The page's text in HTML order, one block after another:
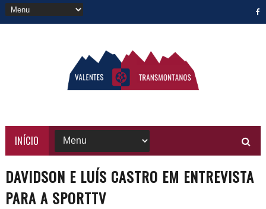
INÍCIO
DAVIDSON E LUÍS CASTRO EM ENTREVISTA
PARA A SPORTTV